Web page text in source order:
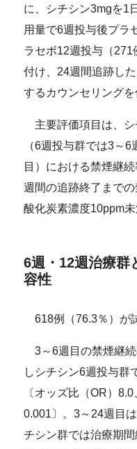
に、シチシン3mgを1
用量で6週投与後プラ
ラセボ12週投与（
付け、24週間追跡し
するカウンセリングを
主要評価項目は、シ
（6週投与群では3～
目）における禁煙継
週間の追跡終了まで
酸化炭素濃度10ppm
6週・12週治療群
容性
618例（76.3％）が
3～6週目の禁煙継
しシチシン6週投与群
〔オッズ比（OR）
0.001〕。3～24週目
チシン群では治療期